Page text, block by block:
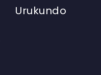
Urukundo